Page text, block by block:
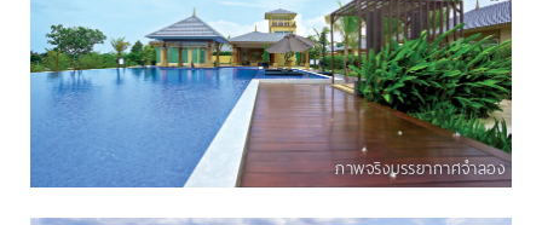
ภาพจริงบรรยากาศจำลอง